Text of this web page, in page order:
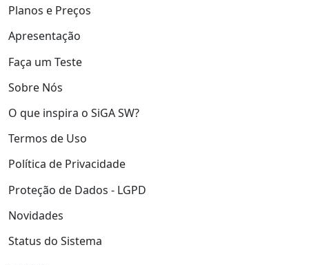
Planos e Preços
Apresentação
Faça um Teste
Sobre Nós
O que inspira o SiGA SW?
Termos de Uso
Política de Privacidade
Proteção de Dados - LGPD
Novidades
Status do Sistema